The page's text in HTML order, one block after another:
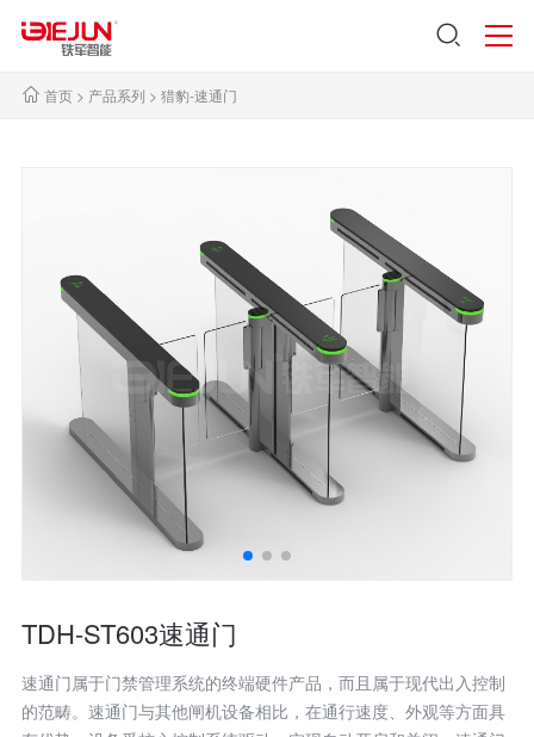
首页> 产品系列 > 猎豹-速通门
TDH-ST603速通门
速通门属于门禁管理系统的终端硬件产品，而且属于现代出入控制
的范畴。速通门与其他闸机设备相比，在通行速度、外观等方面具